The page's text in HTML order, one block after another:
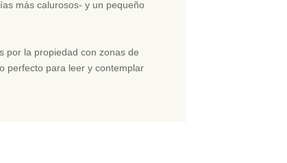
más calurosos- y un pequeño
por la propiedad con zonas de
perfecto para leer y contemplar